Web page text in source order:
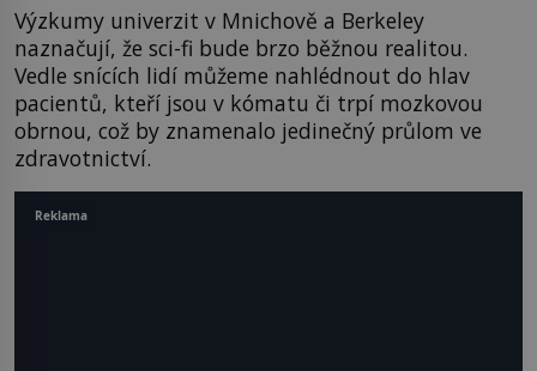
Výzkumy univerzit v Mnichově a Berkeley
naznačují, že sci-fi bude brzo běžnou realitou.
Vedle snících lidí můžeme nahlédnout do hlav
pacientů, kteří jsou v kómatu či trpí mozkovou
obrnou, což by znamenalo jedinečný průlom ve
zdravotnictví.
Reklama